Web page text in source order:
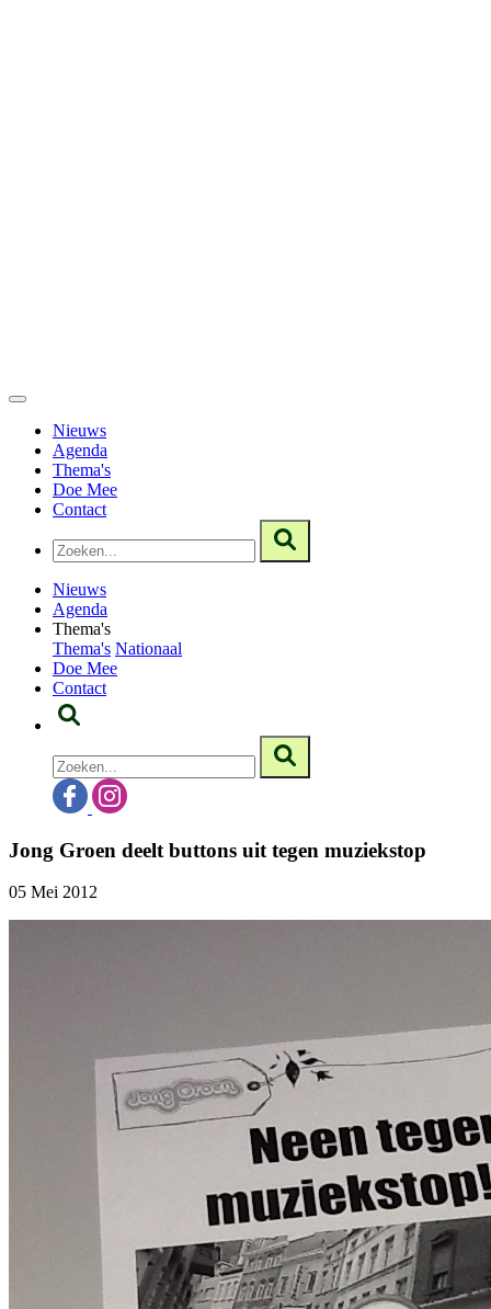
Nieuws
Agenda
Thema's
Doe Mee
Contact
Nieuws
Agenda
Thema's
Thema's Nationaal
Doe Mee
Contact
Jong Groen deelt buttons uit tegen muziekstop
05 Mei 2012